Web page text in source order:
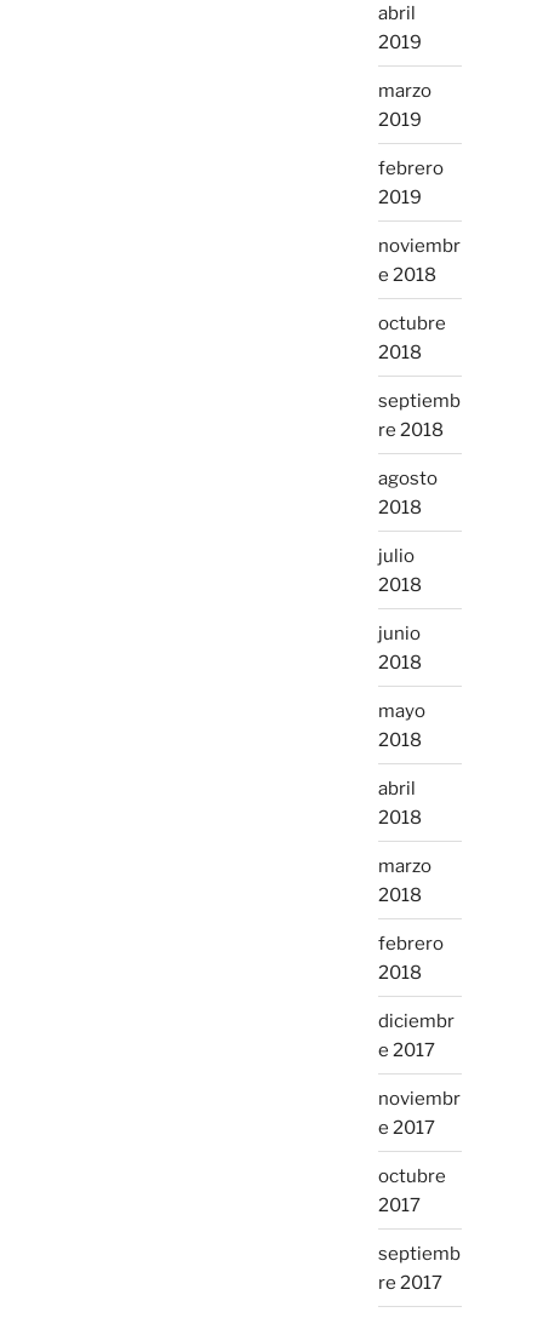
abril
2019
marzo
2019
febrero
2019
noviembr
e 2018
octubre
2018
septiemb
re 2018
agosto
2018
julio
2018
junio
2018
mayo
2018
abril
2018
marzo
2018
febrero
2018
diciembr
e 2017
noviembr
e 2017
octubre
2017
septiemb
re 2017